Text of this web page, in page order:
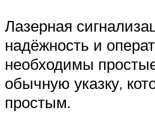
Лазерная
надёжность и
необходимы
обычную указку,
простым.